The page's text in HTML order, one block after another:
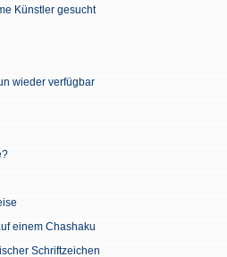
Künstler gesucht
wieder verfügbar
einem Chashaku
Schriftzeichen